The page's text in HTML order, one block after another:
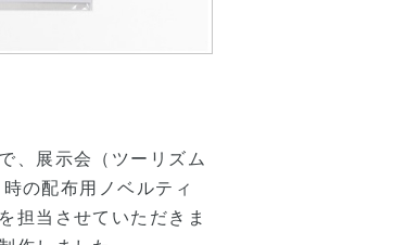
、展示会（ツーリズム
の配布用ノベルティ
担当させていただきま